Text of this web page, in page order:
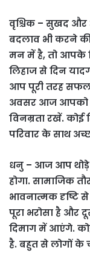
वृश्चिक – सुखद
बदलाव भी करने
मन में है, तो आपके
लिहाज से दिन
आप पूरी तरह
अवसर आज आपको
विनम्रता रखें.
परिवार के साथ
धनु – आज आप थोड़े
होगा. सामाजिक
भावनात्मक दृष्टि
पूरा भरोसा है और
दिमाग में आएंगे.
है. बहुत से लोगों